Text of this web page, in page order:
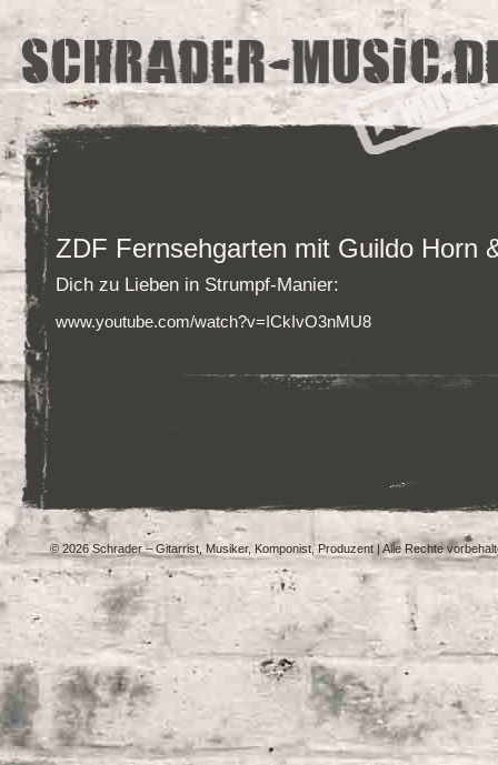
ZDF Fernsehgarten mit Guildo Horn
Dich zu Lieben in Strumpf-Manier:
www.youtube.com/watch?v=ICkIvO3nMU8
© 2026 Schrader – Gitarrist, Musiker, Komponist, Produzent | Alle Rechte